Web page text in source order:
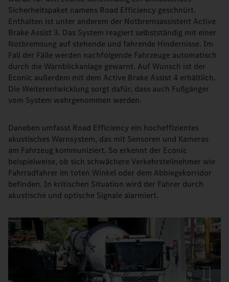
Sicherheitspaket namens Road Efficiency geschnürt.
Enthalten ist unter anderem der Notbremsassistent Active
Brake Assist 3. Das System reagiert selbstständig mit einer
Notbremsung auf stehende und fahrende Hindernisse. Im
Fall der Fälle werden nachfolgende Fahrzeuge automatisch
durch die Warnblickanlage gewarnt. Auf Wunsch ist der
Econic außerdem mit dem Active Brake Assist 4 erhältlich.
Die Weiterentwicklung sorgt dafür, dass auch Fußgänger
vom System wahrgenommen werden.
Daneben umfasst Road Efficiency ein hocheffizientes
akustisches Warnsystem, das mit Sensoren und Kameras
am Fahrzeug kommuniziert. So erkennt der Econic
beispielweise, ob sich schwächere Verkehrsteilnehmer wie
Fahrradfahrer im toten Winkel oder dem Abbiegekorridor
befinden. In kritischen Situation wird der Fahrer durch
akustische und optische Signale alarmiert.